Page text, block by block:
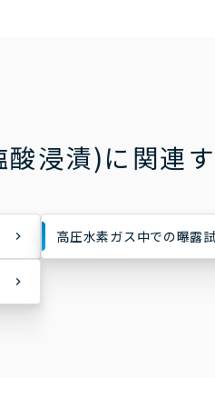
浸漬)に関連
高圧水素ガス中での曝露